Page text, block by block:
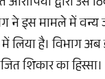
ने इस मामले में वन्य
लिया है। विभाग
शिकार का हिस्सा।